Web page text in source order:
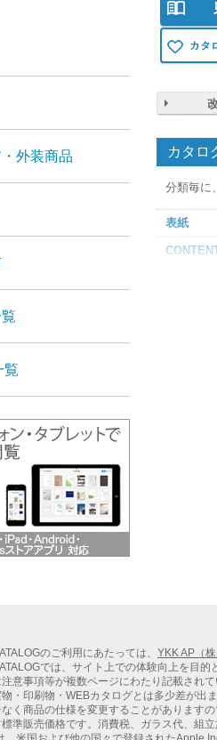
カタロ
分類毎に
表紙
外装商品
覧
のご利用にあたっては、 YKK AP（
では、サイト上での体験向上を目
注意事項等が複数ページにわたり記載され
物・印刷物・WEBカタログとは多少差が出
なく商品の仕様を変更することがあります
標準販売価格です。消費税、ガラス代、組